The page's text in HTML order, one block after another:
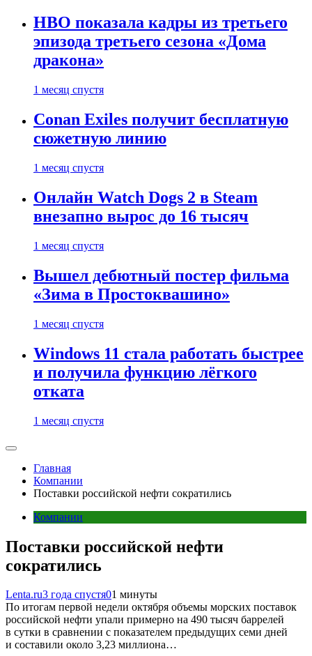
HBO показала кадры из третьего
эпизода третьего сезона «Дома
дракона»
1 месяц спустя
Conan Exiles получит бесплатную
сюжетную линию
1 месяц спустя
Онлайн Watch Dogs 2 в Steam
внезапно вырос до 16 тысяч
1 месяц спустя
Вышел дебютный постер фильма
«Зима в Простоквашино»
1 месяц спустя
Windows 11 стала работать быстрее
и получила функцию лёгкого
отката
1 месяц спустя
Главная
Компании
Поставки российской нефти сократились
Компании
Поставки российской нефти
сократились
Lenta.ru3 года спустя01 минуты
По итогам первой недели октября объемы морских поставок
российской нефти упали примерно на 490 тысяч баррелей
в сутки в сравнении с показателем предыдущих семи дней
и составили около 3,23 миллиона…